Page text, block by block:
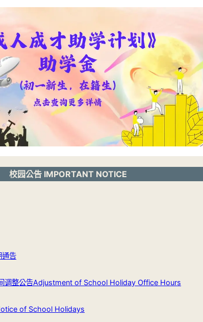
校园公告 IMPORTANT NOTICE
通告
调整公告Adjustment of School Holiday Office Hours
of School Holidays